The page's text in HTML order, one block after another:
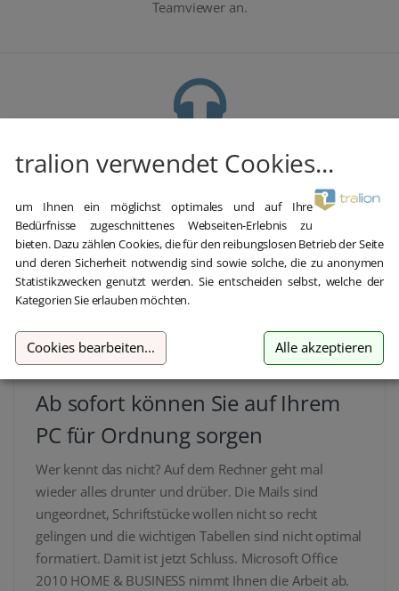
Teamviewer an.
Kostenloser Support
Im Chat, per Telefon oder E-Mail
Beschreibung Details Lieferumfang
Ab sofort können Sie auf Ihrem
PC für Ordnung sorgen
Wer kennt das nicht? Auf dem Rechner geht mal
wieder alles drunter und drüber. Die Mails sind
ungeordnet, Schriftstücke wollen nicht so recht
gelingen und die wichtigen Tabellen sind nicht optimal
formatiert. Damit ist jetzt Schluss. Microsoft Office
2010 HOME & BUSINESS nimmt Ihnen die Arbeit ab.
tralion verwendet Cookies...
um Ihnen ein möglichst optimales und auf Ihre
Bedürfnisse zugeschnittenes Webseiten-Erlebnis zu
bieten. Dazu zählen Cookies, die für den reibungslosen Betrieb der Seite
und deren Sicherheit notwendig sind sowie solche, die zu anonymen
Statistikzwecken genutzt werden. Sie entscheiden selbst, welche der
Kategorien Sie erlauben möchten.
Cookies bearbeiten... Alle akzeptieren